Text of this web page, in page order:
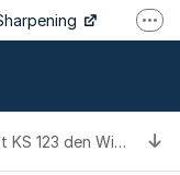
DE Mit KS 123 den Winkel über MB-102 Multihalter in Verbindung mit US-430 verlängerte Universalstütze